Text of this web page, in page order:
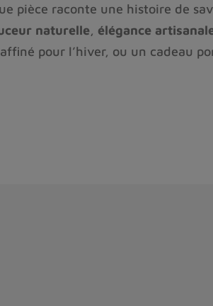
pièce raconte une histoire de
naturelle, élégance
pour l’hiver, ou un cadeau
de produire un effet de volume
aspect très vaporeux et un style
étant nécessaire à la